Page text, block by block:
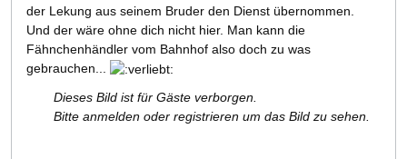
der Lekung aus seinem Bruder den Dienst übernommen.
Und der wäre ohne dich nicht hier. Man kann die
Fähnchenhändler vom Bahnhof also doch zu was
gebrauchen...
Dieses Bild ist für Gäste verborgen.
Bitte anmelden oder registrieren um das Bild zu sehen.